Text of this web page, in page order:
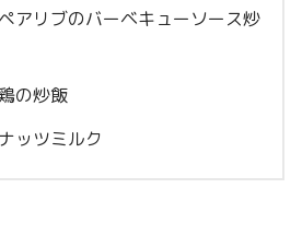
アリブのバーベキューソース炒
の炒飯
ッツミルク